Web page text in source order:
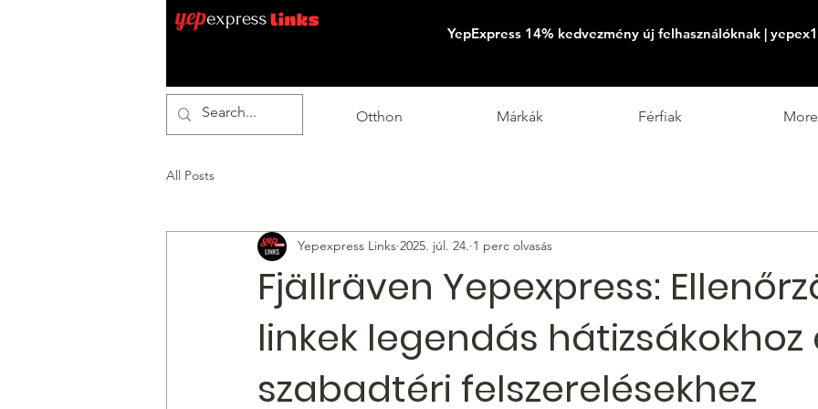
YepExpress 14% kedvezmény új felhasználóknak |
Otthon Márkák Férfiak More
All Posts
Fjällräven Yepexpress:
linkek legendás hátizsákokhoz
szabadtéri felszerelésekhez
Yepexpress Links 2025. júl. 24. 1 perc olvasás